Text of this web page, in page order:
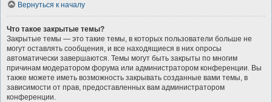
Вернуться к началу
Что такое закрытые темы?
Закрытые темы — это такие темы, в которых пользователи больше не
могут оставлять сообщения, и все находящиеся в них опросы
автоматически завершаются. Темы могут быть закрыты по многим
причинам модератором форума или администратором конференции. Вы
также можете иметь возможность закрывать созданные вами темы, в
зависимости от прав, предоставленных вам администратором
конференции.